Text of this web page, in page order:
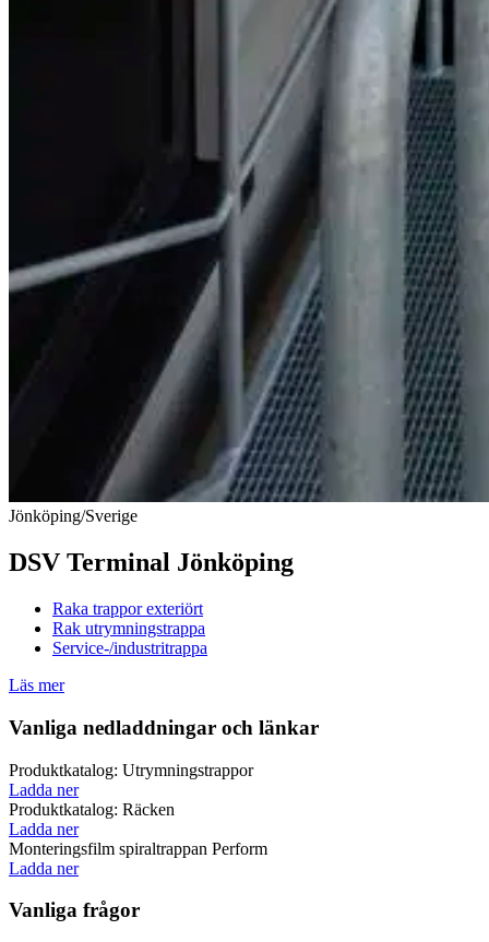
Jönköping/Sverige
DSV Terminal Jönköping
Raka trappor exteriört
Rak utrymningstrappa
Service-/industritrappa
Läs mer
Vanliga nedladdningar och länkar
Produktkatalog: Utrymningstrappor
Ladda ner
Produktkatalog: Räcken
Ladda ner
Monteringsfilm spiraltrappan Perform
Ladda ner
Vanliga frågor